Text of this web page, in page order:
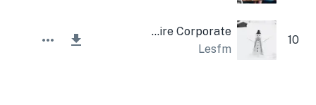
10
Inspire Corporate
Lesfm